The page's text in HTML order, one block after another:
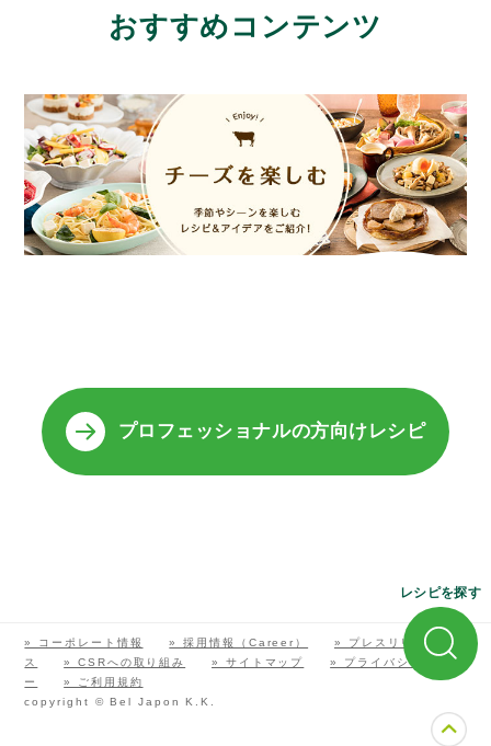
おすすめコンテンツ
プロフェッショナルの方向けレシピ
レシピを探す
» コーポレート情報 » 採用情報（Career）
» プレスリリー
ス
» CSRへの取り組み » サイトマップ
» プライバシーポリシ
ー
» ご利用規約
copyright © Bel Japon K.K.